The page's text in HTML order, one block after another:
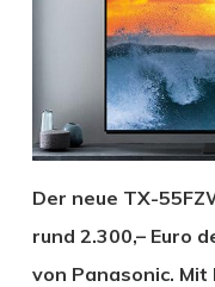
Der neue TX-
rund 2.300,– Euro
von Panasonic.